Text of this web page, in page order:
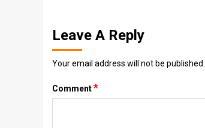
Leave A Reply
Your email address will not be published.
Comment*